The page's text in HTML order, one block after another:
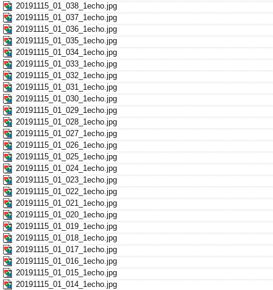
20191115_01_038_1echo.jpg
20191115_01_037_1echo.jpg
20191115_01_036_1echo.jpg
20191115_01_035_1echo.jpg
20191115_01_034_1echo.jpg
20191115_01_033_1echo.jpg
20191115_01_032_1echo.jpg
20191115_01_031_1echo.jpg
20191115_01_030_1echo.jpg
20191115_01_029_1echo.jpg
20191115_01_028_1echo.jpg
20191115_01_027_1echo.jpg
20191115_01_026_1echo.jpg
20191115_01_025_1echo.jpg
20191115_01_024_1echo.jpg
20191115_01_023_1echo.jpg
20191115_01_022_1echo.jpg
20191115_01_021_1echo.jpg
20191115_01_020_1echo.jpg
20191115_01_019_1echo.jpg
20191115_01_018_1echo.jpg
20191115_01_017_1echo.jpg
20191115_01_016_1echo.jpg
20191115_01_015_1echo.jpg
20191115_01_014_1echo.jpg